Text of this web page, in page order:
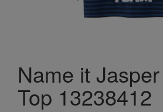
Name it
Top 13238412